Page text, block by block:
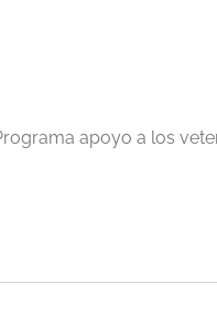
apoyo a los